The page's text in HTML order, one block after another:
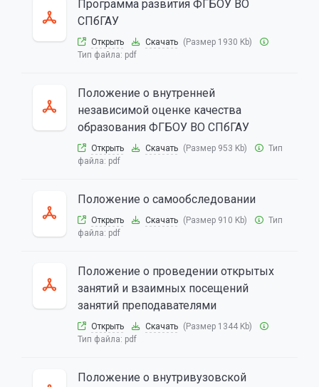
Программа развития ФГБОУ ВО
СПбГАУ
Открыть Скачать (Размер 1930 Kb)
Тип файла: pdf
Положение о внутренней
независимой оценке качества
образования ФГБОУ ВО СПбГАУ
Открыть Скачать (Размер 953 Kb)
Тип
файла: pdf
Положение о самообследовании
Открыть Скачать (Размер 910 Kb)
Тип
файла: pdf
Положение о проведении открытых
занятий и взаимных посещений
занятий преподавателями
Открыть Скачать (Размер 1344 Kb)
Тип файла: pdf
Положение о внутривузовской